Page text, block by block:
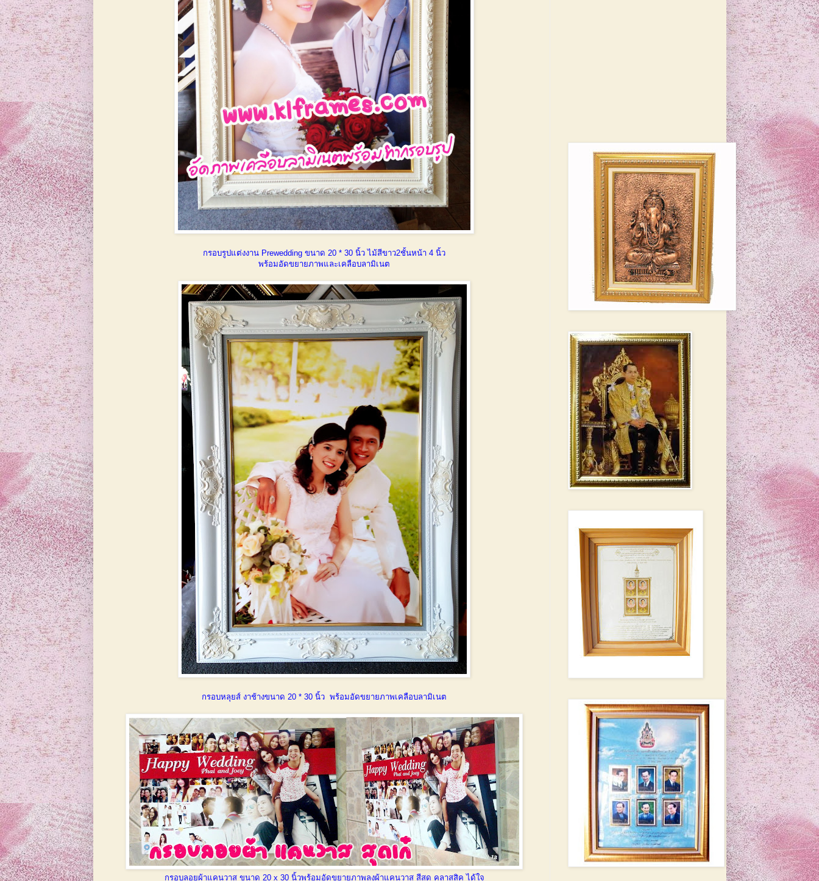
กรอบรูปแต่งงาน Prewedding ขนาด 20 * 30 นิ้ว ไม้สีขาว2ชั้นหน้า 4 นิ้ว
พร้อมอัดขยายภาพและเคลือบลามิเนต
กรอบหลุยส์ งาช้างขนาด 20 * 30 นิ้ว พร้อมอัดขยายภาพเคลือบลามิเนต
กรอบลอยผ้าแคนวาส ขนาด 20 x 30 นิ้วพร้อมอัดขยายภาพลงผ้าแคนวาส สีสด คลาสสิค ได้ใจ